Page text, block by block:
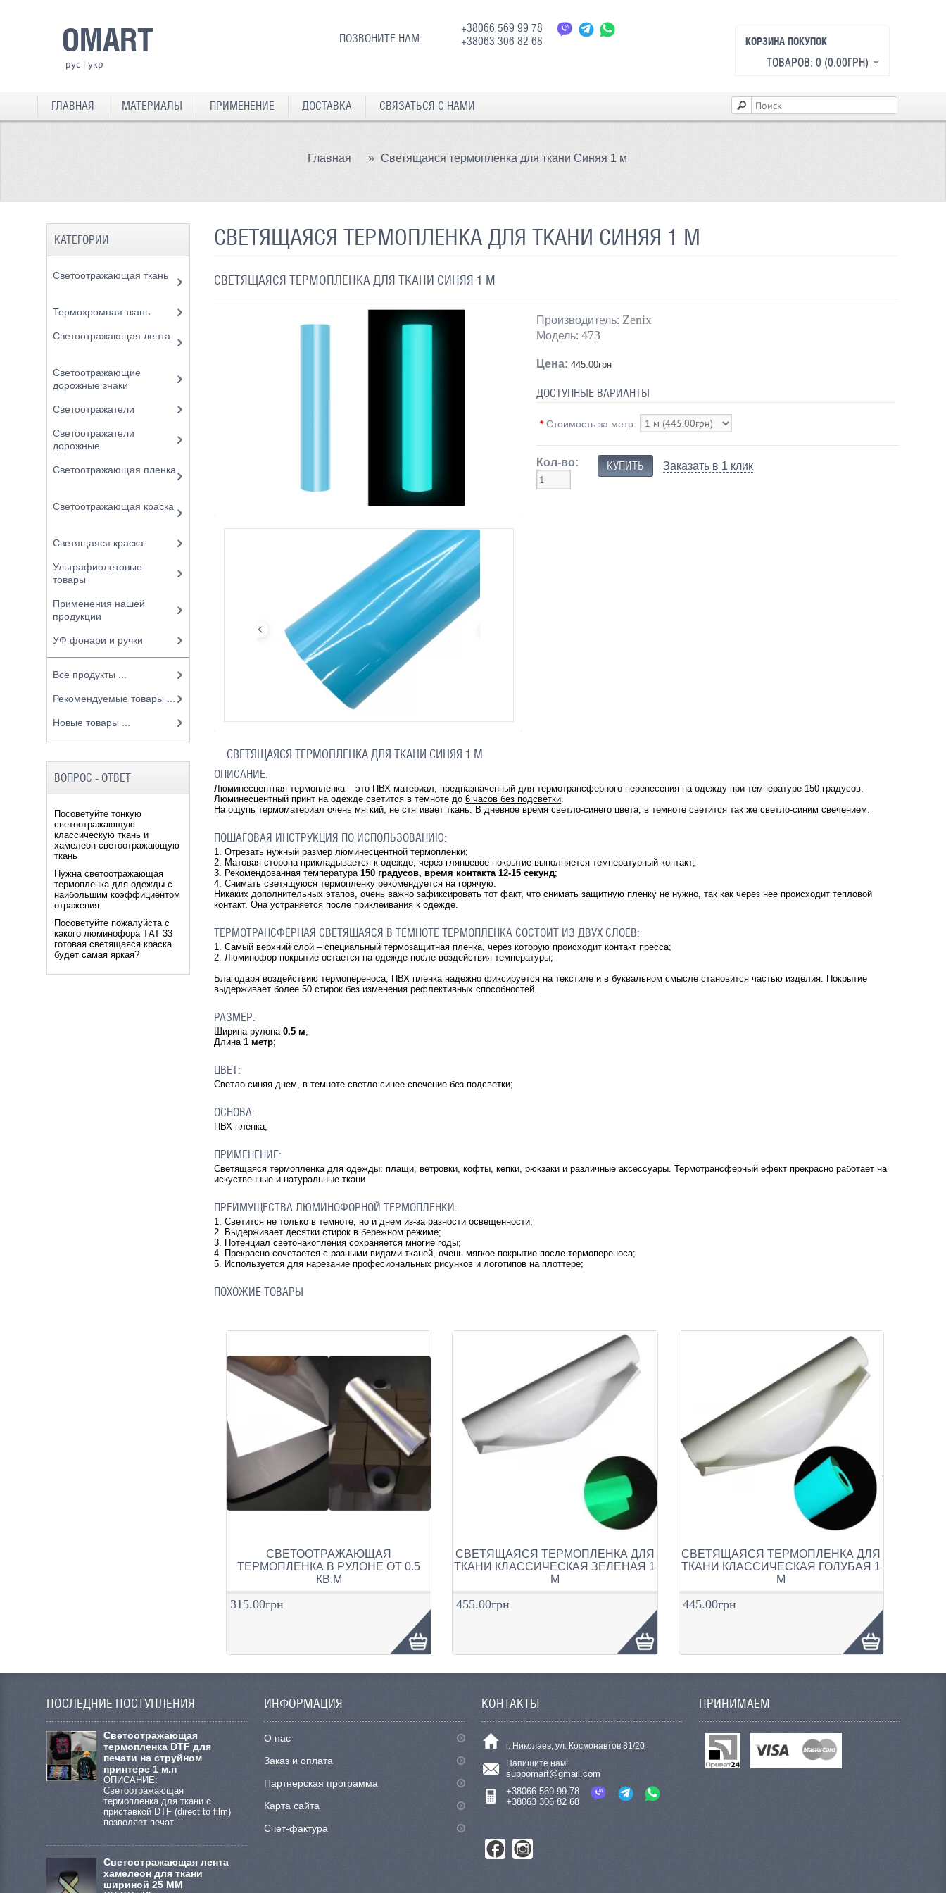
OMART
рус |укр
ПОЗВОНИТЕ НАМ:
+38066 569 99 78
+38063 306 82 68
КОРЗИНА ПОКУПОК
ТОВАРОВ: 0 (0.00ГРН)
ГЛАВНАЯ МАТЕРИАЛЫ ПРИМЕНЕНИЕ ДОСТАВКА СВЯЗАТЬСЯ С НАМИ
Главная » Светящаяся термопленка для ткани Синяя 1 м
СВЕТЯЩАЯСЯ ТЕРМОПЛЕНКА ДЛЯ ТКАНИ СИНЯЯ 1 М
СВЕТЯЩАЯСЯ ТЕРМОПЛЕНКА ДЛЯ ТКАНИ СИНЯЯ 1 М
Производитель: Zenix
Модель: 473
Цена: 445.00грн
ДОСТУПНЫЕ ВАРИАНТЫ
* Стоимость за метр:
Кол-во: Заказать в 1 клик
СВЕТЯЩАЯСЯ ТЕРМОПЛЕНКА ДЛЯ ТКАНИ СИНЯЯ 1 М
ОПИСАНИЕ:
Люминесцентная термопленка – это ПВХ материал, предназначенный для термотрансферного перенесения на одежду при температуре 150 градусов.
Люминесцентный принт на одежде светится в темноте до6 часов без подсветки
На ощупь термоматериал очень мягкий, не стягивает ткань. В дневное время светло-синего цвета, в темноте светится так же светло-синим свечением.
ПОШАГОВАЯ ИНСТРУКЦИЯ ПО ИСПОЛЬЗОВАНИЮ:
1. Отрезать нужный размер люминесцентной термопленки;
2. Матовая сторона прикладывается к одежде, через глянцевое покрытие выполняется температурный контакт;
3. Рекомендованная температура150 градусов, время контакта 12-15 секунд;
4. Снимать светящуюся термопленку рекомендуется на горячую.
Никаких дополнительных этапов, очень важно зафиксировать тот факт, что снимать защитную пленку не нужно, так как через нее происходит тепловой
контакт. Она устраняется после приклеивания к одежде.
ТЕРМОТРАНСФЕРНАЯ СВЕТЯЩАЯСЯ В ТЕМНОТЕ ТЕРМОПЛЕНКА СОСТОИТ ИЗ ДВУХ СЛОЕВ:
1. Самый верхний слой – специальный термозащитная пленка, через которую происходит контакт пресса;
2. Люминофор покрытие остается на одежде после воздействия температуры;
Благодаря воздействию термопереноса, ПВХ пленка надежно фиксируется на текстиле и в буквальном смысле становится частью изделия. Покрытие
выдерживает более 50 стирок без изменения рефлективных способностей.
РАЗМЕР:
Ширина рулона0.5 м;
Длина1 метр;
ЦВЕТ:
Светло-синяя днем, в темноте светло-синее свечение без подсветки;
ОСНОВА:
ПВХ пленка;
ПРИМЕНЕНИЕ:
Светящаяся термопленка для одежды: плащи, ветровки, кофты, кепки, рюкзаки и различные аксессуары. Термотрансферный ефект прекрасно работает на
искуственные и натуральные ткани
ПРЕИМУЩЕСТВА ЛЮМИНОФОРНОЙ ТЕРМОПЛЕНКИ:
1. Светится не только в темноте, но и днем из-за разности освещенности;
2. Выдерживает десятки стирок в бережном режиме;
3. Потенциал светонакопления сохраняется многие годы;
4. Прекрасно сочетается с разными видами тканей, очень мягкое покрытие после термопереноса;
5. Используется для нарезание професиональных рисунков и логотипов на плоттере;
ПОХОЖИЕ ТОВАРЫ
СВЕТООТРАЖАЮЩАЯ
ТЕРМОПЛЕНКА В РУЛОНЕ ОТ 0.5
КВ.М
315.00грн
СВЕТЯЩАЯСЯ ТЕРМОПЛЕНКА ДЛЯ
ТКАНИ КЛАССИЧЕСКАЯ ЗЕЛЕНАЯ 1
М
455.00грн
СВЕТЯЩАЯСЯ ТЕРМОПЛЕНКА ДЛЯ
ТКАНИ КЛАССИЧЕСКАЯ ГОЛУБАЯ 1
М
445.00грн
КАТЕГОРИИ
Светоотражающая ткань
Термохромная ткань
Светоотражающая лента
Светоотражающие
дорожные знаки
Светоотражатели
Светоотражатели
дорожные
Светоотражающая пленка
Светоотражающая краска
Светящаяся краска
Ультрафиолетовые
товары
Применения нашей
продукции
УФ фонари и ручки
Все продукты ...
Рекомендуемые товары ...
Новые товары ...
ВОПРОС - ОТВЕТ
Посоветуйте тонкую
светоотражающую
классическую ткань и
хамелеон светоотражающую
ткань
Нужна светоотражающая
термопленка для одежды с
наибольшим коэффициентом
отражения
Посоветуйте пожалуйста с
какого люминофора ТАТ 33
готовая светящаяся краска
будет самая яркая?
ПОСЛЕДНИЕ ПОСТУПЛЕНИЯ
Cветоотражающая
термопленка DTF для
печати на струйном
принтере 1 м.п
ОПИСАНИЕ:
Светоотражающая
термопленка для ткани с
приставкой DTF (direct to film)
позволяет печат..
Светоотражающая лента
хамелеон для ткани
шириной 25 ММ
ИНФОРМАЦИЯ
О нас
Заказ и оплата
Партнерская программа
Карта сайта
Счет-фактура
КОНТАКТЫ
г. Николаев, ул. Космонавтов 81/20
Напишите нам:
suppomart@gmail.com
+38066 569 99 78
+38063 306 82 68
ПРИНИМАЕМ